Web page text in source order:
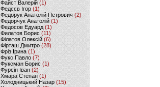
Файст Валерій(1)
Федєєв Ігор (1)
Федорук Анатолій Петрович (2)
Федорчук Анатолій (1)
Федосов Едуард (1)
Филатов Борис (11)
Філатов Олексій (6)
Фірташ Дмитро (28)
Фріз Ірина (1)
Фукс Павло (7)
Фуксман Борис (1)
Фурсін Іван (2)
Хмара Степан(1)
Холодницький Назар(15)